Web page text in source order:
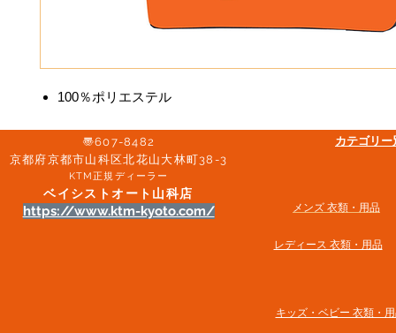
100％ポリエステル
〠607-8482
京都府京都市山科区北花山大林町38-3​
KTM正規ディーラー
ベイシストオート山科店
https://www.ktm-kyoto.com/
カテゴリ
メンズ 衣類・用品
​レディース 衣類・用品
キッズ・ベビー 衣類・